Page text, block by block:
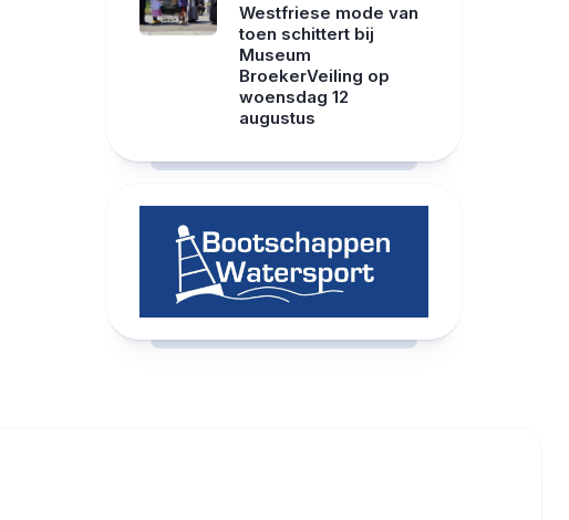
Westfriese mode van
toen schittert bij
Museum
BroekerVeiling op
woensdag 12
augustus